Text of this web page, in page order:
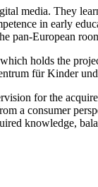
media. They
in early
pan-European
holds the
für Kinder
for the
a consumer
knowledge,